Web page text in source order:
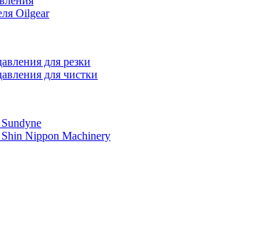
Oilgear
для резки
для чистки
Nippon Machinery